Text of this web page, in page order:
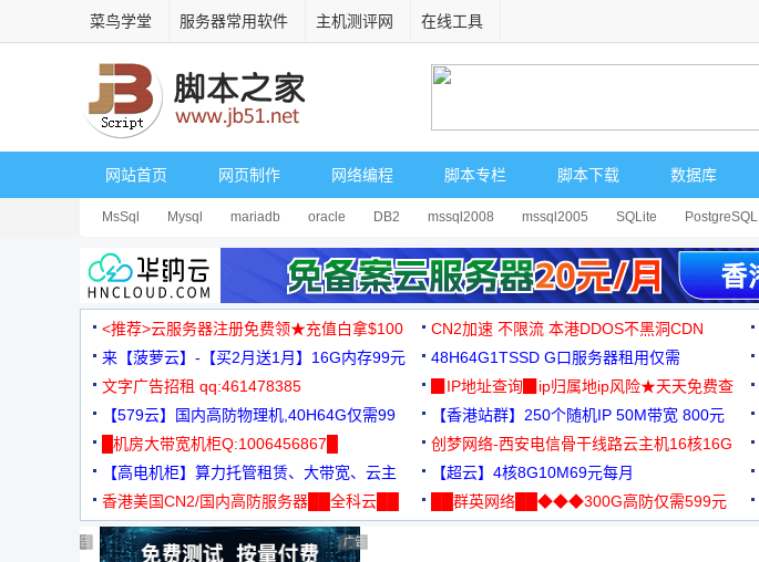
菜鸟学堂 服务器常用软件 主机测评网 在线工具
网站首页 网页制作 网络编程 脚本专栏 脚本下载 数据库
MsSql Mysql mariadb oracle DB2 mssql2008 mssql2005 SQLite PostgreSQL
<推荐>云服务器注册免费领★充值白拿$100 CN2加速 不限流 本港DDOS不黑洞CDN
来【菠萝云】-【买2月送1月】16G内存99元
48H64G1TSSD G口服务器租用仅需
3000+可免费测试
文字广告招租 qq:461478385
▉IP地址查询▉ip归属地ip风险★天天免费查
【579云】国内高防物理机,40H64G仅需99
元
【香港站群】250个随机IP 50M带宽 800元
█机房大带宽机柜Q:1006456867█
创梦网络-西安电信骨干线路云主机16核16G
88元/月
【高电机柜】算力托管租赁、大带宽、云主
机
【超云】4核8G10M69元每月
香港美国CN2/国内高防服务器██全科云██
██群英网络██◆◆◆300G高防仅需599元
广告 商业广告，理性选择
广告 商业广告，理性选择
广告 商业广告，理性选择 广告 商业广告，理性选择